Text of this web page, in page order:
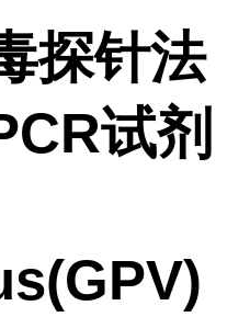
探针法
试剂